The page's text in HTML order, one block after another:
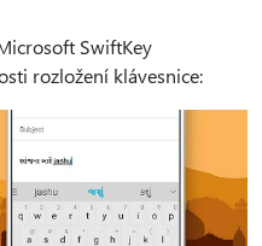
SwiftKey
rozložení klávesnice: